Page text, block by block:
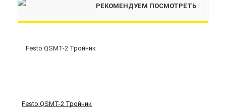
Festo QSMT-2 Тройник
РЕКОМЕНДУЕМ ПОСМОТРЕТЬ